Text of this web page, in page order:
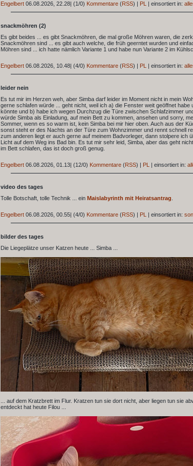
Engelbert 06.08.2026, 22.28| (1/0) Kommentare (RSS) | PL | einsortiert in:
snackmöhren (2)
Es gibt beides ... es gibt Snackmöhren, die mal große Möhren waren, die
Snackmöhren sind ... es gibt auch welche, die früh geerntet wurden und
Möhren sind ... ich hatte nämlich Variante 1 und habe nun Variante 2 im
Engelbert 06.08.2026, 10.48| (4/0) Kommentare (RSS) | PL | einsortiert in:
leider nein
Es tut mir im Herzen weh, aber Simba darf leider im Moment nicht in mein
gerne schlafen würde ... geht nicht, weil ich a) die Fenster weit geöffnet
könnte und b) habe ich wegen Durchzug die Türe zwischen Schlafzimmer
würde Simba als Einladung, auf mein Bett zu kommen, ansehen und sorry,
Sommer, wenn es so warm ist, kein Simba bei mir hier oben. Auch aus der
sonst steht er des Nachts an der Türe zum Wohnzimmer und rennt schnell
zum anderen liegt er auch gerne auf meinem Badvorleger, dann stolpere ich
Licht auf dem Weg ins Bad bin. Es tut mir sehr leid, Simba, aber das geht
im Bett schlafen, das ist doch groß genug.
Engelbert 06.08.2026, 01.13| (12/0) Kommentare (RSS) | PL | einsortiert in:
video des tages
Tolle Botschaft, tolle Technik ... ein Maislabyrinth mit Heiratsantrag
Engelbert 06.08.2026, 00.55| (4/0) Kommentare (RSS) | PL | einsortiert in:
bilder des tages
Die Liegeplätze unser Katzen heute ... Simba ...
... auf dem Kratzbrett im Flur. Kratzen tun sie dort nicht, aber liegen tun sie
entdeckt hat heute Filou ...